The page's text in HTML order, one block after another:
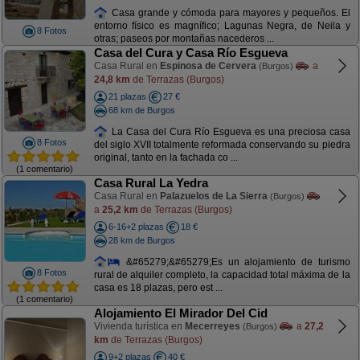
8 Fotos
Casa grande y cómoda para mayores y pequeños. El
entorno físico es magnífico; Lagunas Negra, de Neila y
otras; paseos por montañas nacederos ...
8 Fotos
(1 comentario)
Casa del Cura y Casa Río Esgueva
Casa Rural en Espinosa de Cervera (Burgos)
a
24,8 km de Terrazas (Burgos)
21 plazas
27 €
68 km de Burgos
La Casa del Cura Río Esgueva es una preciosa casa
del siglo XVII totalmente reformada conservando su piedra
original, tanto en la fachada co ...
8 Fotos
(1 comentario)
Casa Rural La Yedra
Casa Rural en Palazuelos de La Sierra (Burgos)
a 25,2 km de Terrazas (Burgos)
6-16+2 plazas
18 €
28 km de Burgos
&#65279;&#65279;Es un alojamiento de turismo
rural de alquiler completo, la capacidad total máxima de la
casa es 18 plazas, pero est ...
Alojamiento El Mirador Del Cid
Vivienda turística en Mecerreyes (Burgos) a 27,2
km de Terrazas (Burgos)
9+2 plazas 40 €